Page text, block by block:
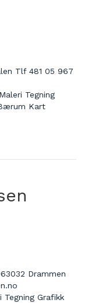
Tlf 481 05 967
Tegning
Kart
Drammen
Grafikk